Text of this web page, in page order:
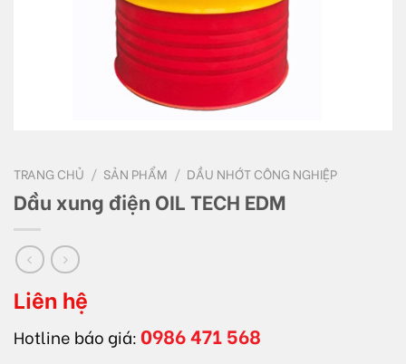
TRANG CHỦ / SẢN PHẨM / DẦU NHỚT CÔNG NGHIỆP
Dầu xung điện OIL TECH EDM
Liên hệ
Hotline báo giá:0986 471 568